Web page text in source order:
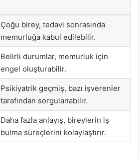
Çoğu birey, tedavi sonrasında
memurluğa kabul edilebilir.
Belirli durumlar, memurluk için
engel oluşturabilir.
Psikiyatrik geçmiş, bazı işverenler
tarafından sorgulanabilir.
Daha fazla anlayış, bireylerin iş
bulma süreçlerini kolaylaştırır.